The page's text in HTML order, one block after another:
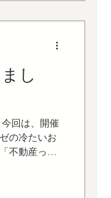
し
回は、開催
の冷たいお
不動産って